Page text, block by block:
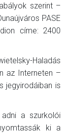
szerint –
PASE
címe: 2400
Haladás
az Interneten –
jegyirodáiban is
a szurkolói
ki a